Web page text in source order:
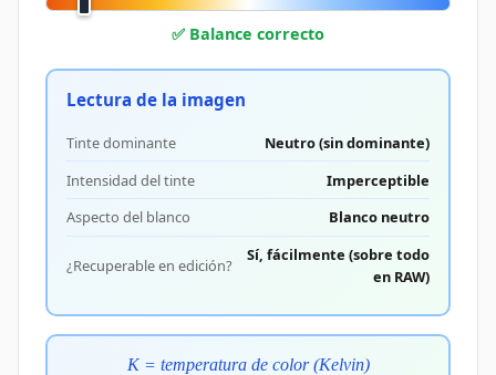
✅ Balance correcto
Lectura de la imagen
Tinte dominante
Neutro (sin dominante)
Intensidad del tinte
Imperceptible
Aspecto del blanco
Blanco neutro
¿Recuperable en edición?
Sí, fácilmente (sobre todo
en RAW)
K = temperatura de color (Kelvin)